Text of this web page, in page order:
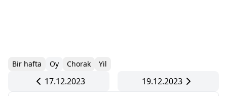
Bir hafta Oy Chorak Yil
17.12.2023
19.12.2023